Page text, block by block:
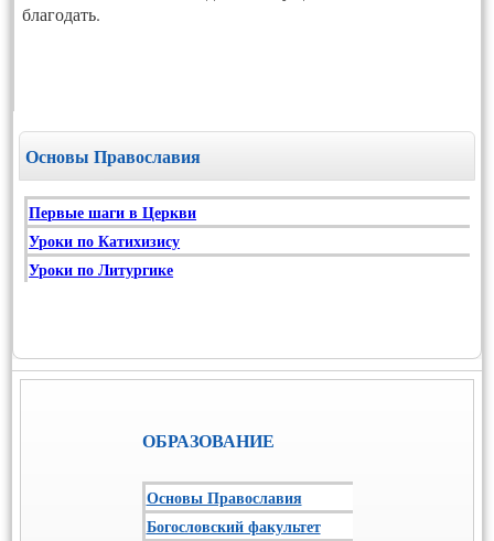
благодать.
Основы Православия
Первые шаги в Церкви
Уроки по Катихизису
Уроки по Литургике
ОБРАЗОВАНИЕ
Основы Православия
Богословский факультет